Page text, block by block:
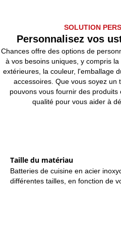
SOLUTION
Personnalisez vos
Chances offre des options de
à vos besoins uniques, y compris
extérieures, la couleur, l'emballage
accessoires. Que vous soyez un
pouvons vous fournir des
qualité pour vous aider à
Taille du matériau
Batteries de cuisine en acier
différentes tailles, en fonction de